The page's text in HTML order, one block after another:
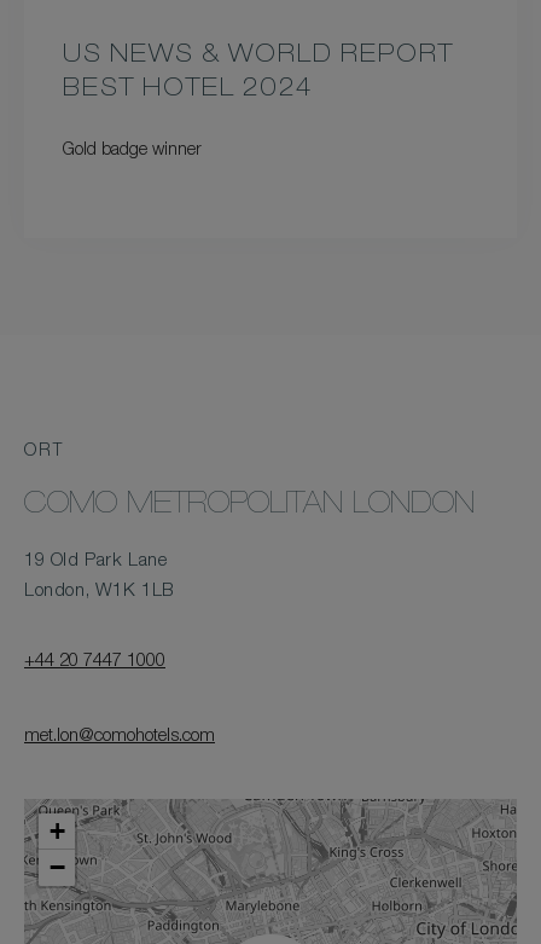
US NEWS & WORLD REPORT
BEST HOTEL 2024
Gold badge winner
ORT
COMO METROPOLITAN LONDON
19 Old Park Lane
London, W1K 1LB
+44 20 7447 1000
met.lon@comohotels.com
+
−